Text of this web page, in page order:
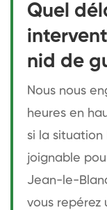
Quel
nid de
Nous nous
heures en
si la situation
joignable
Jean-le-
vous repérez